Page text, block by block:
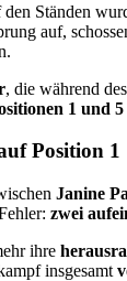
Ständen
auf,
, die während
1 und
Position 1
Janine
zwei
ihre
insgesamt